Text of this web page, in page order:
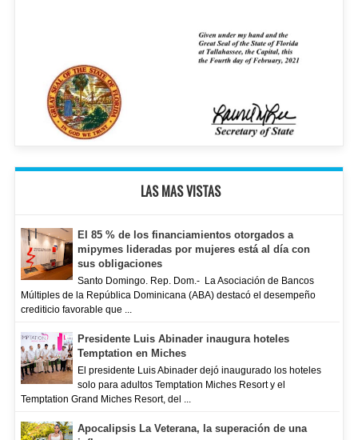
LAS MAS VISTAS
El 85 % de los financiamientos otorgados a
mipymes lideradas por mujeres está al día con
sus obligaciones
Santo Domingo. Rep. Dom.- La Asociación de Bancos
Múltiples de la República Dominicana (ABA) destacó el desempeño
crediticio favorable que ...
Presidente Luis Abinader inaugura hoteles
Temptation en Miches
El presidente Luis Abinader dejó inaugurado los hoteles
solo para adultos Temptation Miches Resort y el
Temptation Grand Miches Resort, del ...
Apocalipsis La Veterana, la superación de una